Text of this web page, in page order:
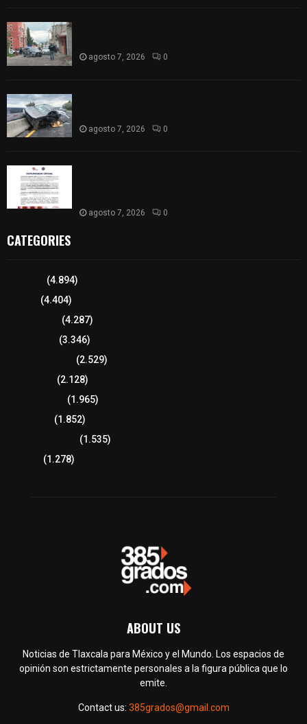
agosto 7, 2026 0
agosto 7, 2026 0
agosto 7, 2026 0
CATEGORIES
(4.894)
(4.404)
(4.287)
(3.346)
(2.529)
(2.128)
(1.965)
(1.852)
(1.535)
(1.278)
ABOUT US
Noticias de Tlaxcala para México y el Mundo. Los espacios de
opinión son estrictamente personales a la figura pública que lo
emite.
Contact us: 385grados@gmail.com